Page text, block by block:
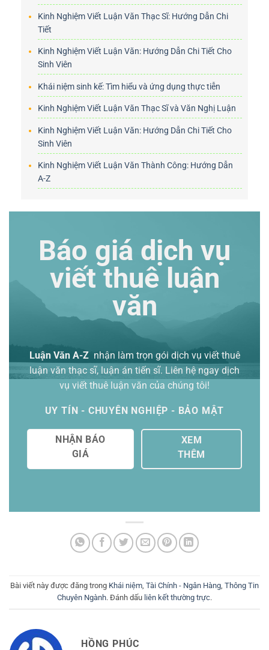
Kinh Nghiệm Viết Luận Văn Thạc Sĩ: Hướng Dẫn Chi
Tiết
Kinh Nghiệm Viết Luận Văn: Hướng Dẫn Chi Tiết Cho
Sinh Viên
Khái niệm sinh kế: Tìm hiểu và ứng dụng thực tiễn
Kinh Nghiệm Viết Luận Văn Thạc Sĩ và Văn Nghị Luận
Kinh Nghiệm Viết Luận Văn: Hướng Dẫn Chi Tiết Cho
Sinh Viên
Kinh Nghiệm Viết Luận Văn Thành Công: Hướng Dẫn
A-Z
Báo giá dịch vụ
viết thuê luận
văn
Luận Văn A-Z nhận làm trọn gói dịch vụ viết thuê
luận văn thạc sĩ, luận án tiến sĩ. Liên hệ ngay dịch
vụ viết thuê luận văn của chúng tôi!
UY TÍN - CHUYÊN NGHIỆP - BẢO MẬT
NHẬN BÁO
GIÁ
XEM
THÊM
Bài viết này được đăng trong Khái niệm Tài Chính - Ngân Hàng Thông Tin
Chuyên Ngành. Đánh dấu liên kết thường trực.
HỒNG PHÚC